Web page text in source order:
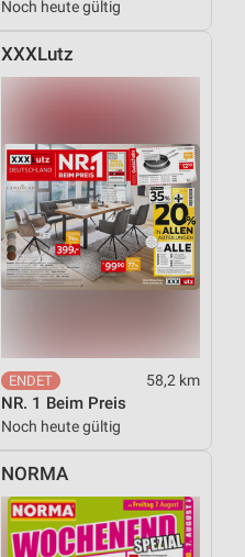
Noch heute gültig
XXXLutz
58,2 km
NR. 1 Beim Preis
Noch heute gültig
NORMA